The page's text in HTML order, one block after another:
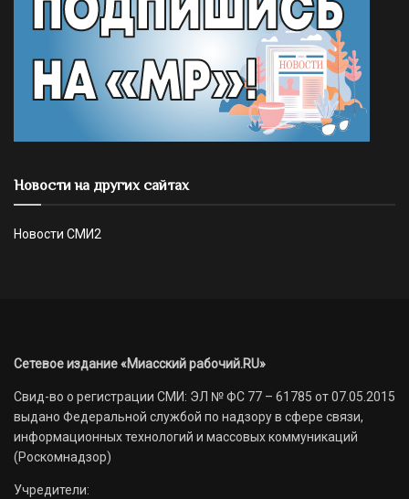
Новости на других сайтах
Новости СМИ2
Сетевое издание «Миасский рабочий.RU»
Свид-во о регистрации СМИ: ЭЛ № ФС 77 – 61785 от 07.05.2015
выдано Федеральной службой по надзору в сфере связи,
информационных технологий и массовых коммуникаций
(Роскомнадзор)
Учредители: